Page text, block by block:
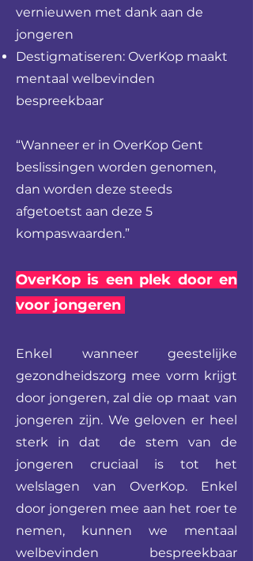
vernieuwen met dank aan de
jongeren
Destigmatiseren: OverKop maakt
mentaal welbevinden
bespreekbaar
“Wanneer er in OverKop Gent
beslissingen worden genomen,
dan worden deze steeds
afgetoetst aan deze 5
kompaswaarden.”
OverKop is een plek door en
voor jongeren
Enkel wanneer geestelijke
gezondheidszorg mee vorm krijgt
door jongeren, zal die op maat van
jongeren zijn. We geloven er heel
sterk in dat de stem van de
jongeren cruciaal is tot het
welslagen van OverKop. Enkel
door jongeren mee aan het roer te
nemen, kunnen we mentaal
welbevinden bespreekbaar